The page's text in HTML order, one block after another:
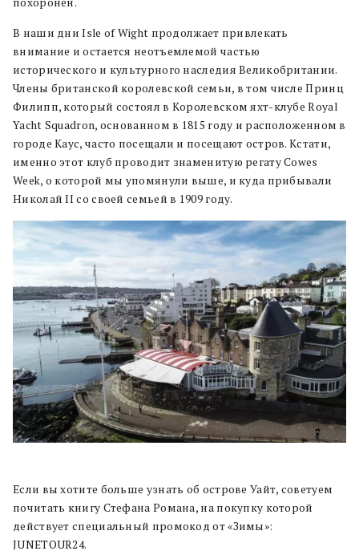
В наши дни Isle of Wight продолжает привлекать
внимание и остается неотъемлемой частью
исторического и культурного наследия Великобритании.
Члены британской королевской семьи, в том числе Принц
Филипп, который состоял в Королевском яхт-клубе Royal
Yacht Squadron, основанном в 1815 году и расположенном в
городе Каус, часто посещали и посещают остров. Кстати,
именно этот клуб проводит знаменитую регату Cowes
Week, о которой мы упомянули выше, и куда прибывали
Николай II со своей семьей в 1909 году.
Если вы хотите больше узнать об острове Уайт, советуем
почитать книгу Стефана Романа, на покупку которой
действует специальный промокод от «Зимы»:
JUNETOUR24.